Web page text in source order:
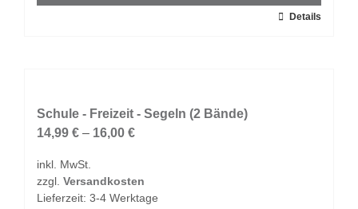
gewählt
auf.
Die
können
auf
Details
Schule - Freizeit - Segeln (2 Bände)
14,99 € – 16,00 €
inkl. MwSt.
zzgl. Versandkosten
Lieferzeit: 3-4 Werktage